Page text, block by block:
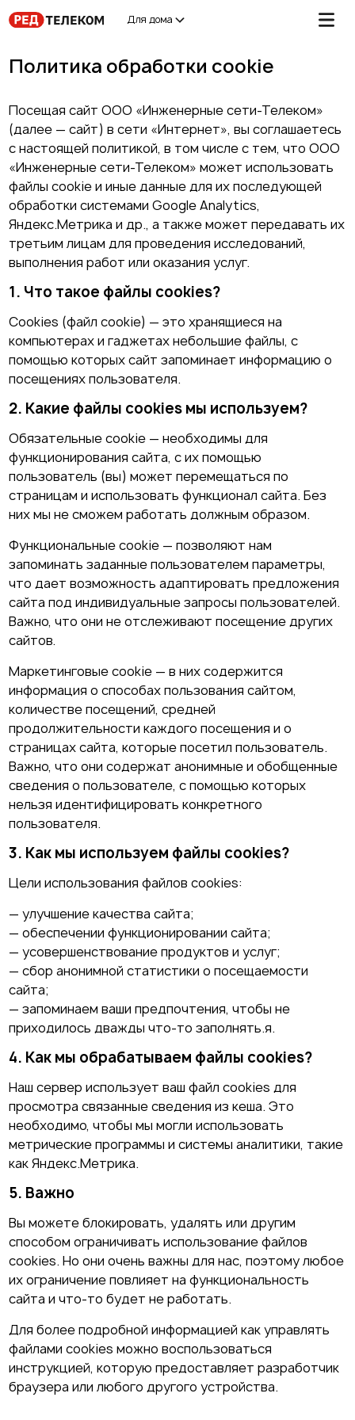
Для дома
Политика обработки cookie
Посещая сайт ООО «Инженерные сети-Телеком»
(далее — сайт) в сети «Интернет», вы соглашаетесь
с настоящей политикой, в том числе с тем, что ООО
«Инженерные сети-Телеком» может использовать
файлы cookie и иные данные для их последующей
обработки системами Google Analytics,
Яндекс.Метрика и др., а также может передавать их
третьим лицам для проведения исследований,
выполнения работ или оказания услуг.
1. Что такое файлы cookies?
Cookies (файл cookie) — это хранящиеся на
компьютерах и гаджетах небольшие файлы, c
помощью которых сайт запоминает информацию о
посещениях пользователя.
2. Какие файлы cookies мы используем?
Обязательные cookie — необходимы для
функционирования сайта, с их помощью
пользователь (вы) может перемещаться по
страницам и использовать функционал сайта. Без
них мы не сможем работать должным образом.
Функциональные cookie — позволяют нам
запоминать заданные пользователем параметры,
что дает возможность адаптировать предложения
сайта под индивидуальные запросы пользователей.
Важно, что они не отслеживают посещение других
сайтов.
Маркетинговые cookie — в них содержится
информация о способах пользования сайтом,
количестве посещений, средней
продолжительности каждого посещения и о
страницах сайта, которые посетил пользователь.
Важно, что они содержат анонимные и обобщенные
сведения о пользователе, с помощью которых
нельзя идентифицировать конкретного
пользователя.
3. Как мы используем файлы cookies?
Цели использования файлов cookies:
— улучшение качества сайта;
— обеспечении функционировании сайта;
— усовершенствование продуктов и услуг;
— сбор анонимной статистики о посещаемости
сайта;
— запоминаем ваши предпочтения, чтобы не
приходилось дважды что-то заполнять.я.
4. Как мы обрабатываем файлы cookies?
Наш сервер использует ваш файл cookies для
просмотра связанные сведения из кеша. Это
необходимо, чтобы мы могли использовать
метрические программы и системы аналитики, такие
как Яндекс.Метрика.
5. Важно
Вы можете блокировать, удалять или другим
способом ограничивать использование файлов
cookies. Но они очень важны для нас, поэтому любое
их ограничение повлияет на функциональность
сайта и что-то будет не работать.
Для более подробной информацией как управлять
файлами cookies можно воспользоваться
инструкцией, которую предоставляет разработчик
браузера или любого другого устройства.